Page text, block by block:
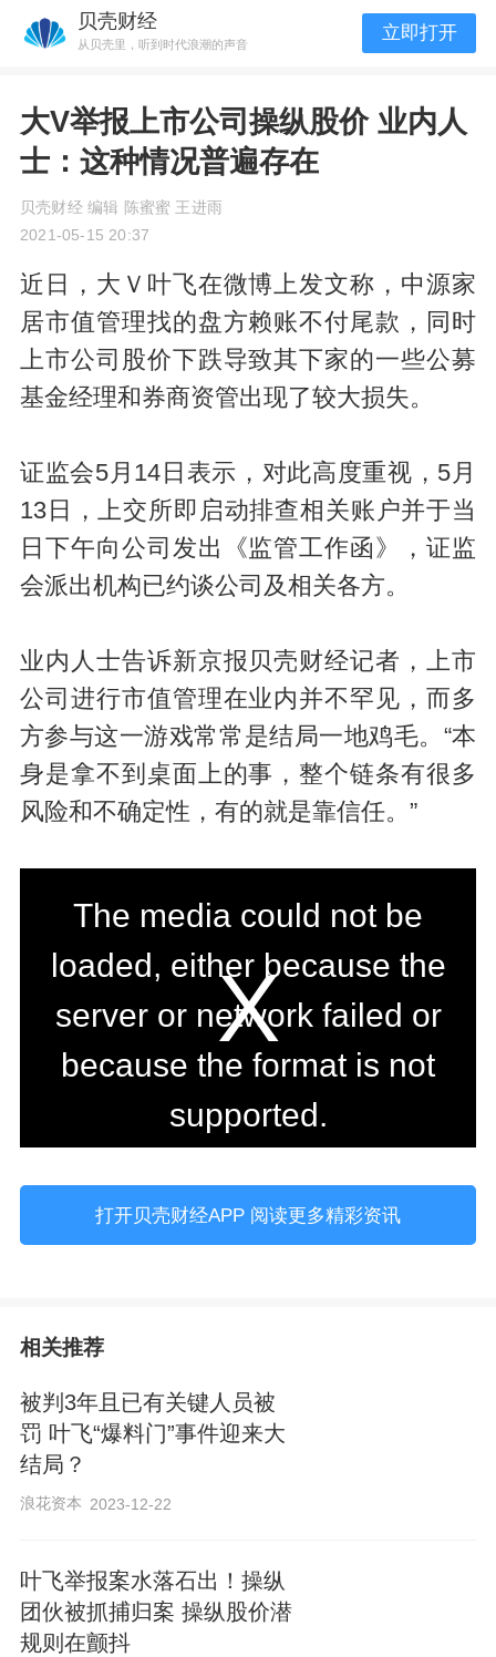
贝壳财经
从贝壳里，听到时代浪潮的声音
立即打开
大V举报上市公司操纵股价 业内人
士：这种情况普遍存在
贝壳财经 编辑 陈蜜蜜 王进雨
2021-05-15 20:37
近日，大Ｖ叶飞在微博上发文称，中源家
居市值管理找的盘方赖账不付尾款，同时
上市公司股价下跌导致其下家的一些公募
基金经理和券商资管出现了较大损失。
证监会5月14日表示，对此高度重视，5月
13日，上交所即启动排查相关账户并于当
日下午向公司发出《监管工作函》，证监
会派出机构已约谈公司及相关各方。
业内人士告诉新京报贝壳财经记者，上市
公司进行市值管理在业内并不罕见，而多
方参与这一游戏常常是结局一地鸡毛。“本
身是拿不到桌面上的事，整个链条有很多
风险和不确定性，有的就是靠信任。”
m
o
w
n
d
o
.
The media could not be
loaded, either because the
server or network failed or
because the format is not
supported.
打开贝壳财经APP 阅读更多精彩资讯
相关推荐
被判3年且已有关键人员被
罚 叶飞“爆料门”事件迎来大
结局？
浪花资本 2023-12-22
叶飞举报案水落石出！操纵
团伙被抓捕归案 操纵股价潜
规则在颤抖